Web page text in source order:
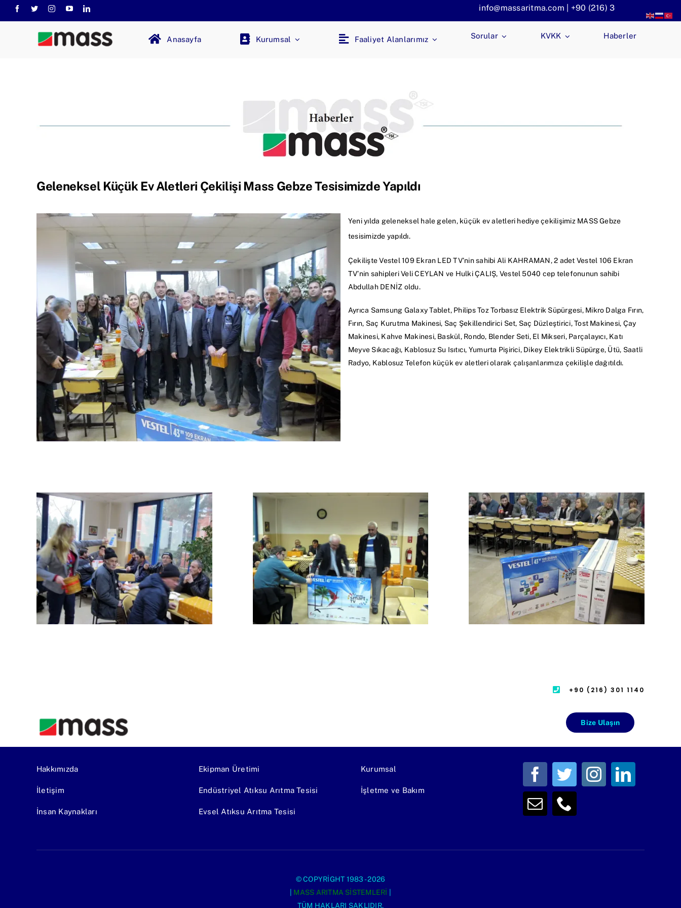
Skip
to
info@massaritma.com | +90 (216) 301 1140
Anasayfa Kurumsal Faaliyet Alanlarımız Sorular KVKK Haberler
Geleneksel Küçük Ev Aletleri Çekilişi Mass Gebze Tesisimizde Yapıldı
Yeni yılda geleneksel hale gelen, küçük ev aletleri hediye çekilişimiz MASS Gebze
tesisimizde yapıldı.
Çekilişte Vestel 109 Ekran LED TV’nin sahibi Ali KAHRAMAN, 2 adet Vestel 106 Ekran
TV’nin sahipleri Veli CEYLAN ve Hulki ÇALIŞ, Vestel 5040 cep telefonunun sahibi
Abdullah DENİZ oldu.
Ayrıca Samsung Galaxy Tablet, Philips Toz Torbasız Elektrik Süpürgesi, Mikro Dalga Fırın,
Fırın, Saç Kurutma Makinesi, Saç Şekillendirici Set, Saç Düzleştirici, Tost Makinesi, Çay
Makinesi, Kahve Makinesi, Baskül, Rondo, Blender Seti, El Mikseri, Parçalayıcı, Katı
Meyve Sıkacağı, Kablosuz Su Isıtıcı, Yumurta Pişirici, Dikey Elektrikli Süpürge, Ütü, Saatli
Radyo, Kablosuz Telefon küçük ev aletleri olarak çalışanlarımıza çekilişle dağıtıldı.
+90 (216) 301 1140
Bize Ulaşın
Hakkımızda
İletişim
İnsan Kaynakları
Ekipman Üretimi
Endüstriyel Atıksu Arıtma Tesisi
Evsel Atıksu Arıtma Tesisi
Kurumsal
İşletme ve Bakım
© COPYRIGHT 1983 - 2026
MASS ARITMA SISTEMLERI
TÜM HAKLARI SAKLIDIR.